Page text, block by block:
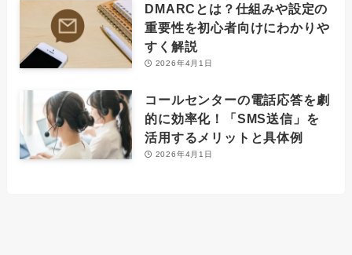
DMARCとは？仕組みや設定の
重要性を初心者向けにわかりや
すく解説
2026年4月1日
コールセンターの電話応答を劇
的に効率化！「SMS送信」を
活用するメリットと具体例
2026年4月1日